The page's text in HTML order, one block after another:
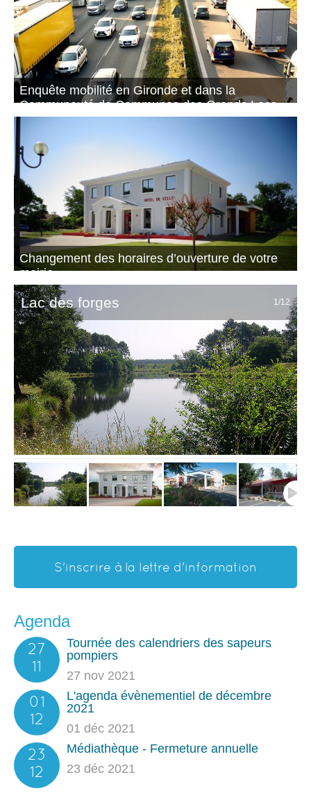
Enquête mobilité en Gironde et dans la
Communauté de Communes des Grands Lacs
Changement des horaires d’ouverture de votre
mairie
1/12
Lac des forges
S'inscrire à la lettre d'information
Agenda
27
11
Tournée des calendriers des sapeurs
pompiers
27 nov 2021
01
12
L'agenda évènementiel de décembre
2021
01 déc 2021
23
12
Médiathèque - Fermeture annuelle
23 déc 2021